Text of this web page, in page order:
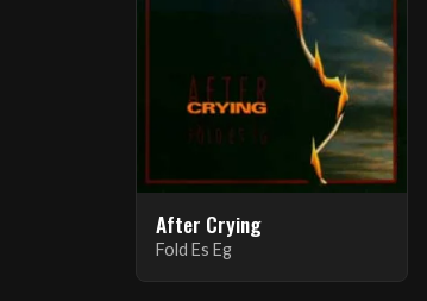
After Crying
Fold Es Eg